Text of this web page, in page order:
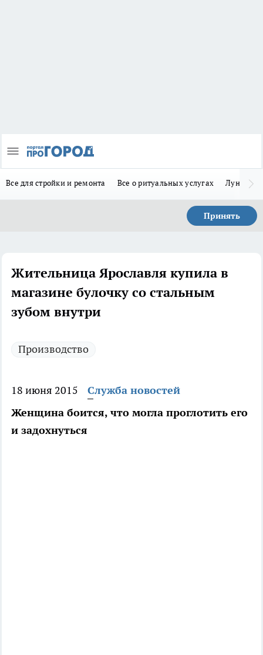
Все для стройки и ремонта Все о ритуальных услугах Лунно-
Принять
Жительница Ярославля купила в
магазине булочку со стальным
зубом внутри
Производство
18 июня 2015
Служба новостей
Женщина боится, что могла проглотить его
и задохнуться